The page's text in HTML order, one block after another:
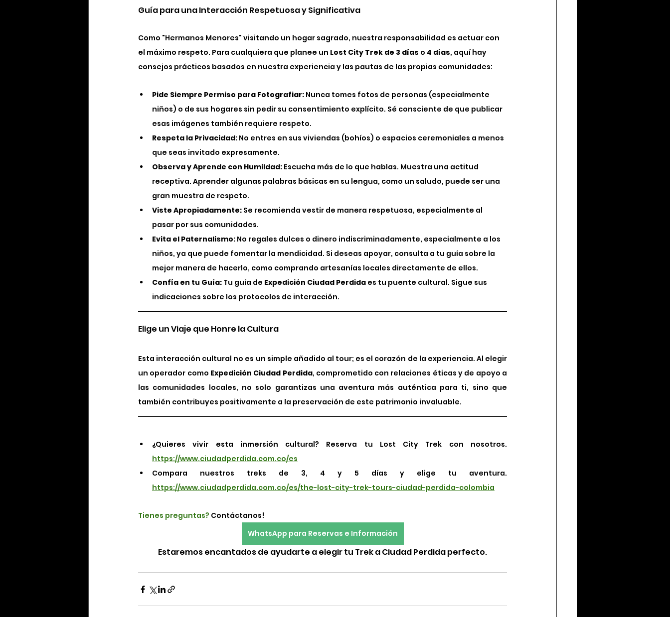
Guía para una Interacción Respetuosa y Significativa
Como "Hermanos Menores" visitando un hogar sagrado, nuestra responsabilidad es actuar con
el máximo respeto. Para cualquiera que planee un Lost City Trek de 3 días o 4 días, aquí hay
consejos prácticos basados en nuestra experiencia y las pautas de las propias comunidades:
Pide Siempre Permiso para Fotografiar: Nunca tomes fotos de personas (especialmente
niños) o de sus hogares sin pedir su consentimiento explícito. Sé consciente de que publicar
esas imágenes también requiere respeto.
Respeta la Privacidad: No entres en sus viviendas (bohíos) o espacios ceremoniales a menos
que seas invitado expresamente.
Observa y Aprende con Humildad: Escucha más de lo que hablas. Muestra una actitud
receptiva. Aprender algunas palabras básicas en su lengua, como un saludo, puede ser una
gran muestra de respeto.
Viste Apropiadamente: Se recomienda vestir de manera respetuosa, especialmente al
pasar por sus comunidades.
Evita el Paternalismo: No regales dulces o dinero indiscriminadamente, especialmente a los
niños, ya que puede fomentar la mendicidad. Si deseas apoyar, consulta a tu guía sobre la
mejor manera de hacerlo, como comprando artesanías locales directamente de ellos.
Confía en tu Guía: Tu guía de Expedición Ciudad Perdida es tu puente cultural. Sigue sus
indicaciones sobre los protocolos de interacción.
Elige un Viaje que Honre la Cultura
Esta interacción cultural no es un simple añadido al tour; es el corazón de la experiencia. Al elegir
un operador como Expedición Ciudad Perdida, comprometido con relaciones éticas y de apoyo a
las comunidades locales, no solo garantizas una aventura más auténtica para ti, sino que
también contribuyes positivamente a la preservación de este patrimonio invaluable.
https://www.ciudadperdida.com.co/es
https://www.ciudadperdida.com.co/es/the-lost-city-trek-tours-ciudad-perdida-colombia
Tienes preguntas? Contáctanos!
WhatsApp para Reservas e Información
Estaremos encantados de ayudarte a elegir tu Trek a Ciudad Perdida perfecto.